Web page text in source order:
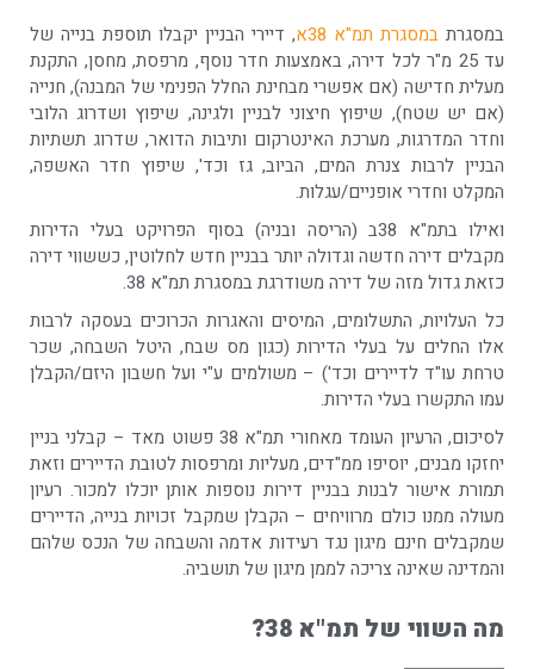
במסגרת במסגרת תמ"א 38א
, דיירי הבניין יקבלו תוספת בנייה של
עד 25 מ"ר לכל דירה, באמצעות חדר נוסף, מרפסת, מחסן, התקנת
מעלית חדישה (אם אפשרי מבחינת החלל הפנימי של המבנה), חנייה
(אם יש שטח), שיפוץ חיצוני לבניין ולגינה, שיפוץ ושדרוג הלובי
וחדר המדרגות, מערכת האינטרקום ותיבות הדואר, שדרוג תשתיות
הבניין לרבות צנרת המים, הביוב, גז וכד', שיפוץ חדר האשפה,
המקלט וחדרי אופניים/עגלות.
ואילו בתמ"א 38ב (הריסה ובניה) בסוף הפרויקט בעלי הדירות
מקבלים דירה חדשה וגדולה יותר בבניין חדש לחלוטין, כששווי דירה
כזאת גדול מזה של דירה משודרגת במסגרת תמ"א 38.
כל העלויות, התשלומים, המיסים והאגרות הכרוכים בעסקה לרבות
אלו החלים על בעלי הדירות (כגון מס שבח, היטל השבחה, שכר
טרחת עו"ד לדיירים וכד') – משולמים ע"י ועל חשבון היזם/הקבלן
עמו התקשרו בעלי הדירות.
לסיכום, הרעיון העומד מאחורי תמ"א 38 פשוט מאד – קבלני בניין
יחזקו מבנים, יוסיפו ממ"דים, מעליות ומרפסות לטובת הדיירים וזאת
תמורת אישור לבנות בבניין דירות נוספות אותן יוכלו למכור. רעיון
מעולה ממנו כולם מרוויחים – הקבלן שמקבל זכויות בנייה, הדיירים
שמקבלים חינם מיגון נגד רעידות אדמה והשבחה של הנכס שלהם
והמדינה שאינה צריכה לממן מיגון של תושביה.
מה השווי של תמ"א 38?